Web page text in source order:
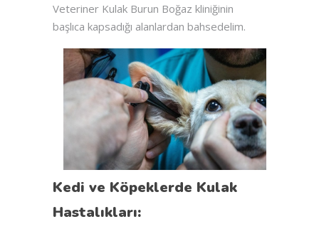
Veteriner Kulak Burun Boğaz kliniğinin
başlıca kapsadığı alanlardan bahsedelim.
Kedi ve Köpeklerde Kulak
Hastalıkları: